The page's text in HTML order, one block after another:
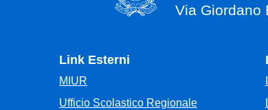
Via Giordano
Link Esterni
MIUR
Ufficio Scolastico Regionale